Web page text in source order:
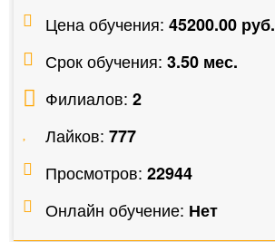
Цена обучения: 45200.00 руб.
Срок обучения: 3.50 мес.
Филиалов: 2
Лайков: 777
Просмотров: 22944
Онлайн обучение: Нет